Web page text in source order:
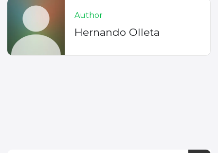
Author
Hernando Olleta